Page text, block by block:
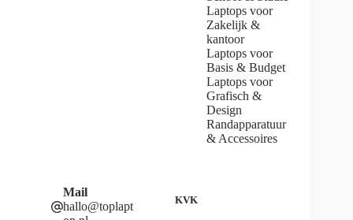
Laptops voor
Zakelijk &
kantoor
Laptops voor
Basis & Budget
Laptops voor
Grafisch &
Design
Randapparatuur
& Accessoires
Mail
hallo@toplapt
KVK